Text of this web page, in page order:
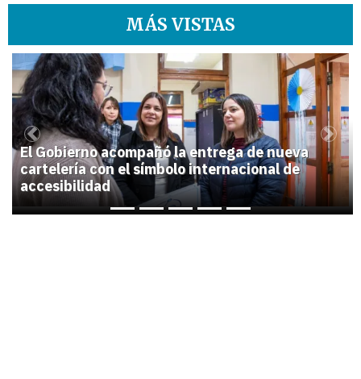
MÁS VISTAS
1
El Gobierno acompañó la entrega de nueva
cartelería con el símbolo internacional de
accesibilidad
Previous Next